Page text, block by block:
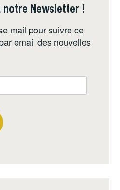
Newsletter !
mail pour suivre ce
email des nouvelles